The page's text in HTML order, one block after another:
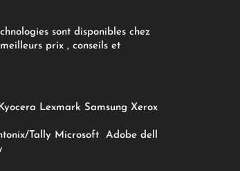
sont disponibles chez
prix , conseils et
Lexmark Samsung Xerox
Tally Microsoft Adobe dell